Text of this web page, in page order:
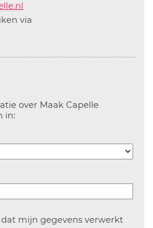
via
over Maak CapelleAanvinken
in:Aanvinken om informatie over
mijn gegevens verwerkt